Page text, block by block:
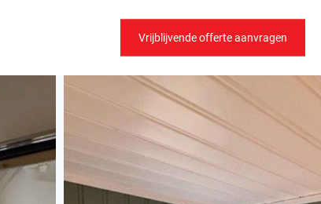
Vrijblijvende offerte aanvragen